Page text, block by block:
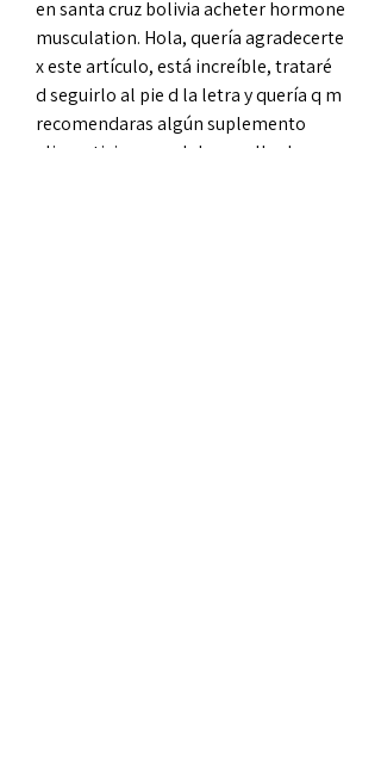
en santa cruz bolivia acheter hormone
musculation. Hola, quería agra­de­cer­te
x este artícu­lo, está increí­ble, trata­ré
d seguir­lo al pie d la letra y quería q m
reco­men­da­ras algún suple­men­to
alimen­ti­cio para el desa­rro­llo de